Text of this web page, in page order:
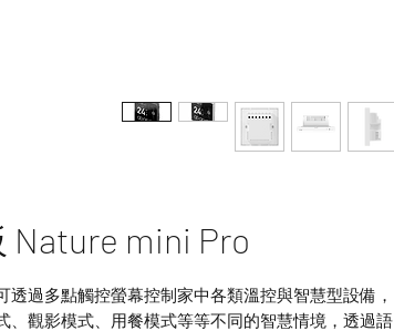
mini Pro
透過多點觸控螢幕控制家中各類溫控與智慧型設備，
、觀影模式、用餐模式等等不同的智慧情境，透過語